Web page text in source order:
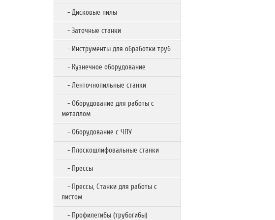
- Дисковые пилы
- Заточные станки
- Инструменты для обработки труб
- Кузнечное оборудование
- Ленточнопильные станки
- Оборудование для работы с
металлом
- Оборудование с ЧПУ
- Плоскошлифовальные станки
- Прессы
- Прессы, Станки для работы с
листом
- Профилегибы (трубогибы)